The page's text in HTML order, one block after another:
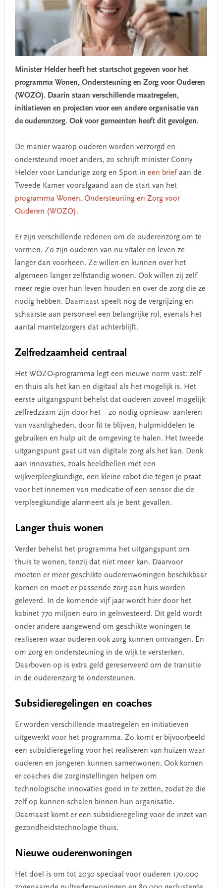
Minister Helder heeft het startschot gegeven voor het
programma Wonen, Ondersteuning en Zorg voor Ouderen
(WOZO). Daarin staan verschillende maatregelen,
initiatieven en projecten voor een andere organisatie van
de ouderenzorg. Ook voor gemeenten heeft dit gevolgen.
De manier waarop ouderen worden verzorgd en
ondersteund moet anders, zo schrijft minister Conny
Helder voor Landurige zorg en Sport in een brief aan de
Tweede Kamer voorafgaand aan de start van het
programma Wonen, Ondersteuning en Zorg voor
Ouderen (WOZO).
Er zijn verschillende redenen om de ouderenzorg om te
vormen. Zo zijn ouderen van nu vitaler en leven ze
langer dan voorheen. Ze willen en kunnen over het
algemeen langer zelfstandig wonen. Ook willen zij zelf
meer regie over hun leven houden en over de zorg die ze
nodig hebben. Daarnaast speelt nog de vergrijzing en
schaarste aan personeel een belangrijke rol, evenals het
aantal mantelzorgers dat achterblijft.
Zelfredzaamheid centraal
Het WOZO-programma legt een nieuwe norm vast: zelf
en thuis als het kan en digitaal als het mogelijk is. Het
eerste uitgangspunt behelst dat ouderen zoveel mogelijk
zelfredzaam zijn door het – zo nodig opnieuw- aanleren
van vaardigheden, door fit te blijven, hulpmiddelen te
gebruiken en hulp uit de omgeving te halen. Het tweede
uitgangspunt gaat uit van digitale zorg als het kan. Denk
aan innovaties, zoals beeldbellen met een
wijkverpleegkundige, een kleine robot die tegen je praat
voor het innemen van medicatie of een sensor die de
verpleegkundige alarmeert als je bent gevallen.
Langer thuis wonen
Verder behelst het programma het uitgangspunt om
thuis te wonen, tenzij dat niet meer kan. Daarvoor
moeten er meer geschikte ouderenwoningen beschikbaar
komen en moet er passende zorg aan huis worden
geleverd. In de komende vijf jaar wordt hier door het
kabinet 770 miljoen euro in geïnvesteerd. Dit geld wordt
onder andere aangewend om geschikte woningen te
realiseren waar ouderen ook zorg kunnen ontvangen. En
om zorg en ondersteuning in de wijk te versterken.
Daarboven op is extra geld gereserveerd om de transitie
in de ouderenzorg te ondersteunen.
Subsidieregelingen en coaches
Er worden verschillende maatregelen en initiatieven
uitgewerkt voor het programma. Zo komt er bijvoorbeeld
een subsidieregeling voor het realiseren van huizen waar
ouderen en jongeren kunnen samenwonen. Ook komen
er coaches die zorginstellingen helpen om
technologische innovaties goed in te zetten, zodat ze die
zelf op kunnen schalen binnen hun organisatie.
Daarnaast komt er een subsidieregeling voor de inzet van
gezondheidstechnologie thuis.
Nieuwe ouderenwoningen
Het doel is om tot 2030 speciaal voor ouderen 170.000